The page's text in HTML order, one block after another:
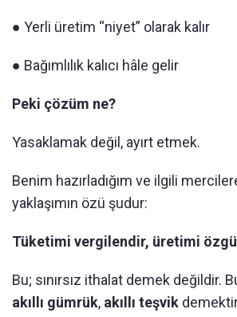
● Yerli üretim “niyet” olarak kalır
● Bağımlılık kalıcı hâle gelir
Peki çözüm ne?
Yasaklamak değil, ayırt etmek.
Benim hazırladığım ve ilgili
yaklaşımın özü şudur:
Tüketimi vergilendir, üretimi
Bu; sınırsız ithalat demek değildir.
akıllı gümrük, akıllı teşvik